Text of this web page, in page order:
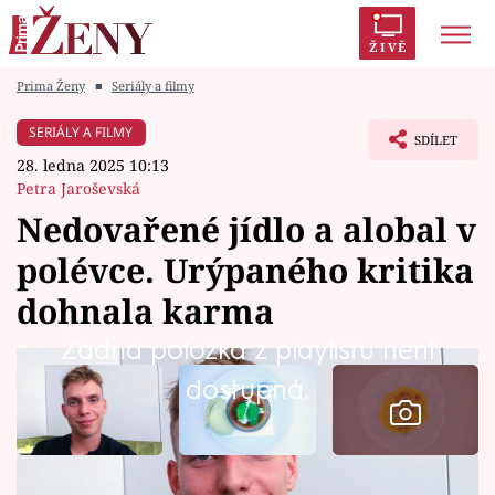
ŽIVĚ
Módní alarm
Témata
Celebrity
Vztahy
Seriály
Prima Ženy ■ Seriály a filmy
SERIÁLY A FILMY
28. ledna 2025 10:13
Petra Jaroševská
SDÍLET
Nedovařené jídlo a alobal v
polévce. Urýpaného kritika
dohnala karma
Žádná položka z playlistu není
dostupná.